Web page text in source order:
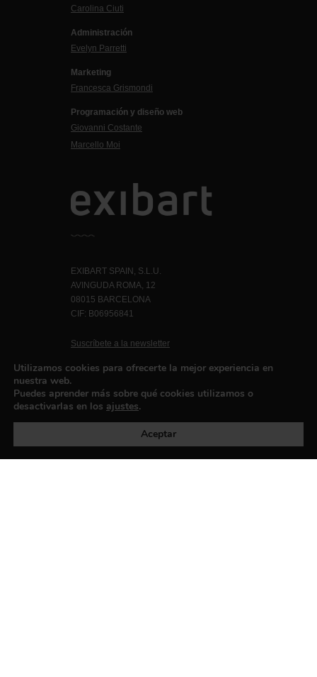
Carolina Ciuti
Administración
Evelyn Parretti
Marketing
Francesca Grismondi
Programación y diseño web
Giovanni Costante
Marcello Moi
EXIBART SPAIN, S.L.U.
AVINGUDA ROMA, 12
08015 BARCELONA
CIF: B06956841
Suscríbete a la newsletter
Política de privacidad
Utilizamos cookies para ofrecerte la mejor experiencia en
nuestra web.
Puedes aprender más sobre qué cookies utilizamos o
desactivarlas en los ajustes.
Aceptar